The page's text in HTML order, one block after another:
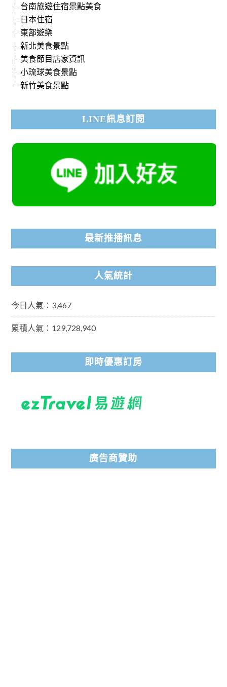
台南旅遊住宿景點美食
日本住宿
東部遊樂
新北美食景點
美食節目店家資訊
小琉球美食景點
新竹美食景點
LINE訊息訂閱
最新推播訊息
人氣統計
今日人氣：3,467
累積人氣：129,728,940
即時優惠訂房
廣告商贊助